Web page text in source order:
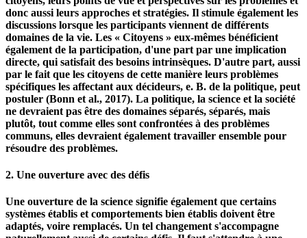
De plus, il y a quelques autres avantages. D'une manière
générale, il insuffle une bouffée d'air frais dans certaines
structures scientifiques dépassées. Aussi différents que soient les
citoyens, leurs points de vue et perspectives sur les problèmes et
donc aussi leurs approches et stratégies. Il stimule également les
discussions lorsque les participants viennent de différents
domaines de la vie. Les « Citoyens » eux-mêmes bénéficient
également de la participation, d'une part par une implication
directe, qui satisfait des besoins intrinsèques. D'autre part, aussi
par le fait que les citoyens de cette manière leurs problèmes
spécifiques les affectant aux décideurs, e. B. de la politique, peut
postuler (Bonn et al., 2017). La politique, la science et la société
ne devraient pas être des domaines séparés, séparés, mais
communs, elles devraient également travailler ensemble pour
2. Une ouverture avec des défis